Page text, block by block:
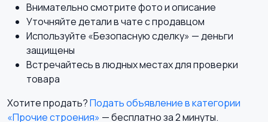
Внимательно смотрите фото и описание
Уточняйте детали в чате с продавцом
Используйте «Безопасную сделку» — деньги
защищены
Встречайтесь в людных местах для проверки
товара
Хотите продать?Подать объявление в категории
«Прочие строения» — бесплатно за 2 минуты.